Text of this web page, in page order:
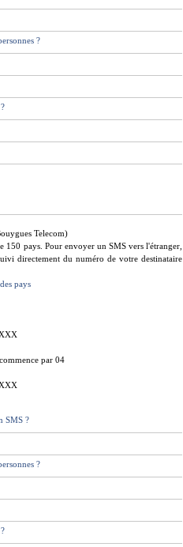
?
Telecom)
150 pays. Pour envoyer un SMS vers l'étranger,
directement du numéro de votre destinataire
pays
par 04
SMS ?
?